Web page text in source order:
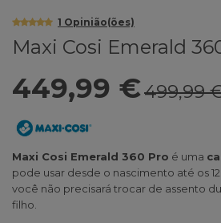
1 Opinião(ões)
Maxi Cosi Emerald
449,99 €499,99
Maxi Cosi Emerald 360 Pro é uma
pode usar desde o nascimento até os
você não precisará trocar de assento
filho.